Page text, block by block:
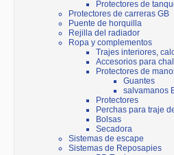
Protectores de
Protectores de carreras GB
Puente de horquilla
Rejilla del radiador
Ropa y complementos
Trajes interiores,
Accesorios para
Protectores de
Guantes
salvamanos
Protectores
Perchas para traje
Bolsas
Secadora
Sistemas de escape
Sistemas de Reposapies